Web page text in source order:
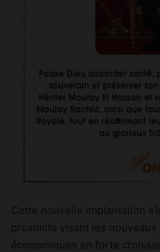
Cette nouvelle implantation
proximité visant les
économiques en forte